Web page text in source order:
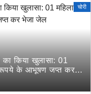
चोरी
किया खुलासा: 01
रूपये के आभूषण जप्त कर